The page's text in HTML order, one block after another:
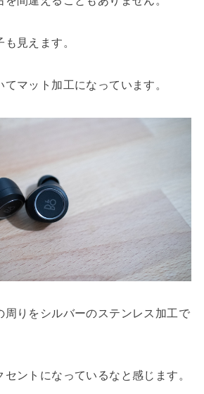
見えます。
マット加工になっています。
周りをシルバーのステンレス加工で
ントになっているなと感じます。